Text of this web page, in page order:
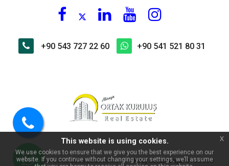
+90 543 727 22 60 +90 541 521 80 31
MERSIS No:0048166918100001 | Broj ovlaštenja: 0703098
Pozovite
nas
This website is using cookies.
We use cookies to ensure that we give you the best experience on our
website. If you continue without changing your settings, we’ll assume
x